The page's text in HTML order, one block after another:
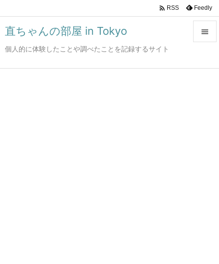
直ちゃんの部屋 in Tokyo
個人的に体験したことや調べたことを記録するサイト

 RSS Feedly